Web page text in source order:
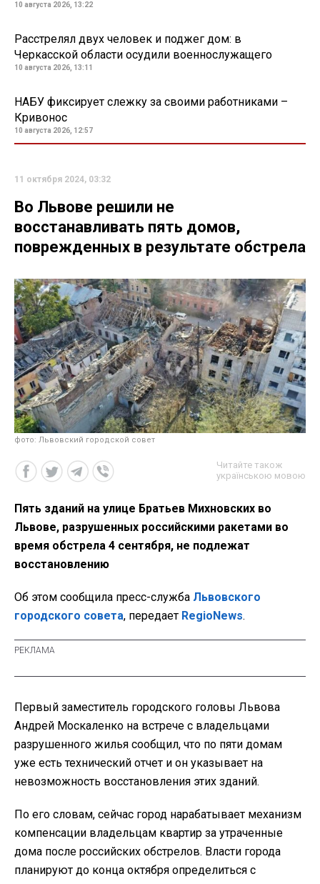
10 августа 2026, 13:22
Расстрелял двух человек и поджег дом: в
Черкасской области осудили военнослужащего
10 августа 2026, 13:11
НАБУ фиксирует слежку за своими работниками –
Кривонос
10 августа 2026, 12:57
11 октября 2024, 03:32
Во Львове решили не
восстанавливать пять домов,
поврежденных в результате обстрела
фото: Львовский городской совет
Читайте також
українською мовою
Пять зданий на улице Братьев Михновских во
Львове, разрушенных российскими ракетами во
время обстрела 4 сентября, не подлежат
восстановлению
Об этом сообщила пресс-служба Львовского
городского совета, передает RegioNews.
Первый заместитель городского головы Львова
Андрей Москаленко на встрече с владельцами
разрушенного жилья сообщил, что по пяти домам
уже есть технический отчет и он указывает на
невозможность восстановления этих зданий.
По его словам, сейчас город нарабатывает механизм
компенсации владельцам квартир за утраченные
дома после российских обстрелов. Власти города
планируют до конца октября определиться с